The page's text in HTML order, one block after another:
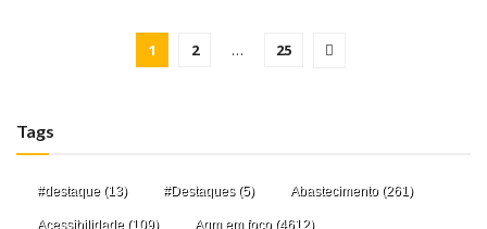
1 2 … 25
Tags
#destaque (13) #Destaques(5) Abastecimento(261)
Acessibilidade (109) Agm em foco(4612)